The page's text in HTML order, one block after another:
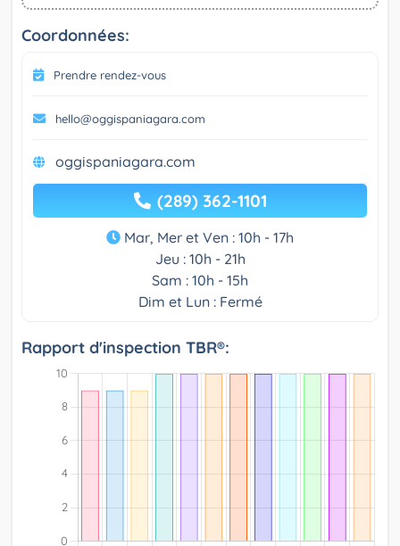
Coordonnées:
Prendre rendez-vous
hello@oggispaniagara.com
oggispaniagara.com
(289) 362-1101
Mar, Mer et Ven : 10h - 17h
Jeu : 10h - 21h
Sam : 10h - 15h
Dim et Lun : Fermé
Rapport d'inspection TBR®: